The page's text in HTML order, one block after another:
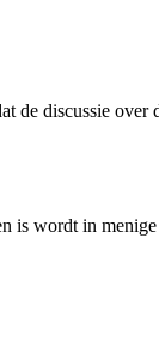
de discussie
is wordt in